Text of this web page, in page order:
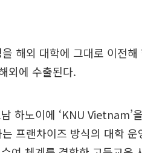
해외 대학에 그대로 이전
외에 수출된다.
하노이에 ‘KNU Vietnam’
프랜차이즈 방식의 대학